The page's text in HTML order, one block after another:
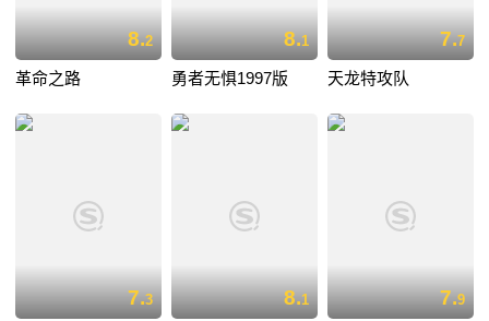
8.2
革命之路
8.1
勇者无惧1997版
7.7
天龙特攻队
7.3 8.1 7.9